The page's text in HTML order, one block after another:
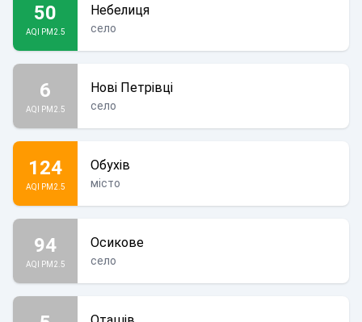
50
AQI PM2.5
Небелиця
село
6
AQI PM2.5
Нові Петрівці
село
124
AQI PM2.5
Обухів
місто
94
AQI PM2.5
Осикове
село